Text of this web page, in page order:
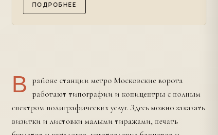
ПОДРОБНЕЕ
В районе станции метро Московские ворота
работают типографии и копицентры с полным
спектром полиграфических услуг. Здесь можно заказать
визитки и листовки малыми тиражами, печать